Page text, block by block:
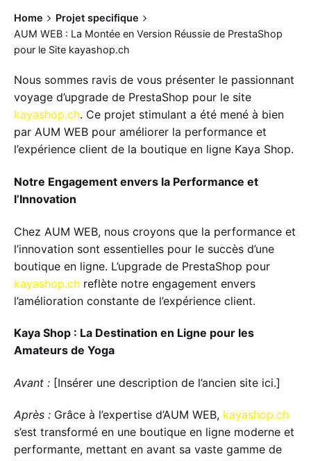
Home
Projet specifique
AUM WEB : La Montée en Version Réussie de PrestaShop
pour le Site kayashop.ch
Nous sommes ravis de vous présenter le passionnant
voyage d’upgrade de PrestaShop pour le site
kayashop.ch. Ce projet stimulant a été mené à bien
par AUM WEB pour améliorer la performance et
l’expérience client de la boutique en ligne Kaya Shop.
Notre Engagement envers la Performance et
l’Innovation
Chez AUM WEB, nous croyons que la performance et
l’innovation sont essentielles pour le succès d’une
boutique en ligne. L’upgrade de PrestaShop pour
kayashop.ch reflète notre engagement envers
l’amélioration constante de l’expérience client.
Kaya Shop : La Destination en Ligne pour les
Amateurs de Yoga
Avant : [Insérer une description de l’ancien site ici.]
Après : Grâce à l’expertise d’AUM WEB, kayashop.ch
s’est transformé en une boutique en ligne moderne et
performante, mettant en avant sa vaste gamme de